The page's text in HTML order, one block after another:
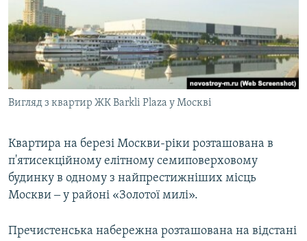
Вигляд з квартир ЖК Barkli Plaza у Москві
Квартира на березі Москви-ріки розташована в
п'ятисекційному елітному семиповерховому
будинку в одному з найпрестижніших місць
Москви ‒ у районі «Золотої милі».
Пречистенська набережна розташована на відстані